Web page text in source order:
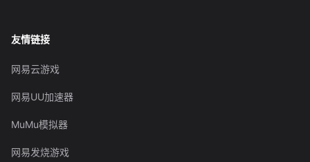
友情链接
网易云游戏
网易UU加速器
MuMu模拟器
网易发烧游戏